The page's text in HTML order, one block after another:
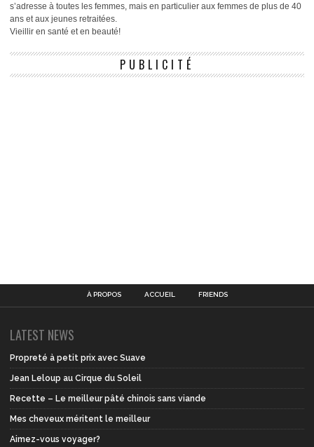
s’adresse à toutes les femmes, mais en particulier aux femmes de plus de 40
ans et aux jeunes retraitées.
Vieillir en santé et en beauté!
PUBLICITÉ
À PROPOS ACCUEIL FRIENDS
LATEST NEWS
Propreté à petit prix avec Suave
Jean Leloup au Cirque du Soleil
Recette – Le meilleur pâté chinois sans viande
Mes cheveux méritent le meilleur
Aimez-vous voyager?